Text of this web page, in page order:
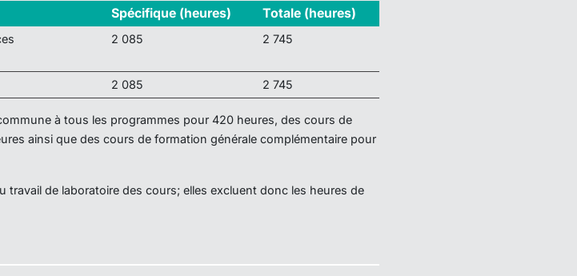
Spécifique (heures) Totale (heures)
2 085 2 745
2 085 2 745
à tous les programmes pour 420 heures, des cours de
ainsi que des cours de formation générale complémentaire pour
de laboratoire des cours; elles excluent donc les heures de